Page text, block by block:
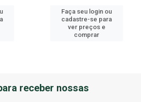
Faça seu login ou
cadastre-se para
ver preços e
comprar
receber nossas